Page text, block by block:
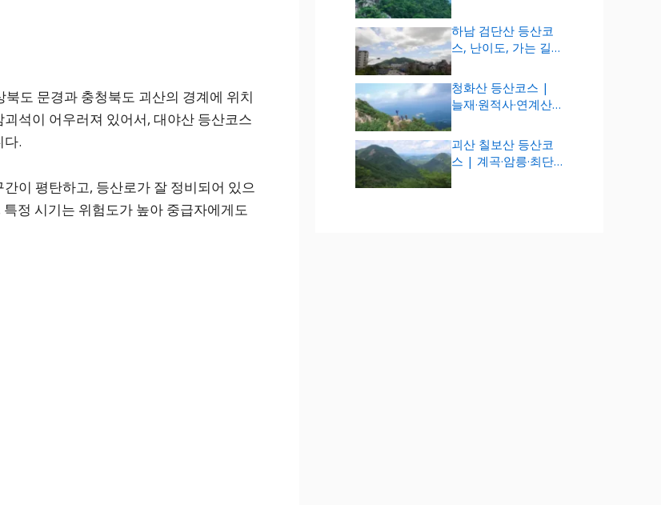
도 문경과 충청북도 괴산의 경계에 위치
석이 어우러져 있어서, 대야산 등산코스
다.
이 평탄하고, 등산로가 잘 정비되어 있으
정 시기는 위험도가 높아 중급자에게도
하남 검단산 등산코
스, 난이도, 가는 길
청화산 등산코스 |
늘재·원적사·연계산
괴산 칠보산 등산코
스 | 계곡·암릉·최단